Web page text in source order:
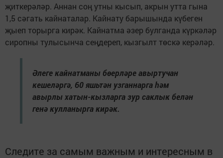
җиткерәләр. Аннан соң утны кысып, акрын утта гына
1,5 сәгать кайнаталар. Кайнату барышында күбеген
җыеп торырга кирәк. Кайнатма әзер булганда күркәләр
сиропны тулысынча сеңдереп, кызгылт төскә керәләр.
Әлеге кайнатманы бөерләре авыртучан
кешеләргә, 60 яшьтән узганнарга һәм
авырлы хатын-кызларга зур саклык белән
генә кулланырга кирәк.
Следите за самым важным и интересным в